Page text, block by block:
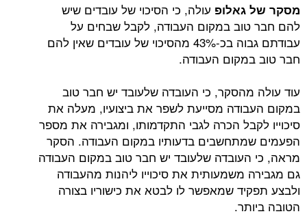
מסקר של גאלופ עולה, כי הסיכוי של עובדים שיש
להם חבר טוב במקום העבודה, לקבל שבחים על
עבודתם גבוה בכ-43% מהסיכוי של עובדים שאין להם
חבר טוב במקום העבודה.
עוד עולה מהסקר, כי העובדה שלעובד יש חבר טוב
במקום העבודה מסייעת לשפר את ביצועיו, מעלה את
סיכוייו לקבל הכרה לגבי התקדמותו, ומגבירה את מספר
הפעמים שמתחשבים בדעותיו במקום העבודה. הסקר
מראה, כי העובדה שלעובד יש חבר טוב במקום העבודה
גם מגבירה משמעותית את סיכוייו ליהנות מהעבודה
ולבצע תפקיד שמאפשר לו לבטא את כישוריו בצורה
הטובה ביותר.